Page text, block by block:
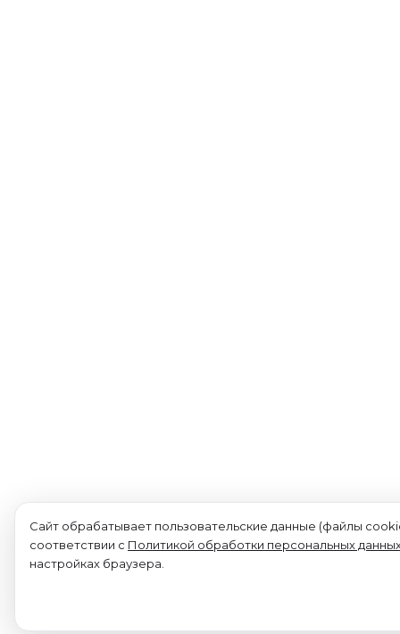
Сайт обрабатывает пользовательские данные (файлы
соответствии с Политикой обработки персональных
настройках браузера.